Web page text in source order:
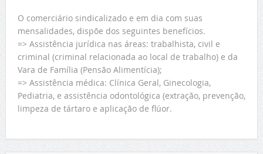
O comerciário sindicalizado e em dia com suas
mensalidades, dispõe dos seguintes benefícios.
=> Assistência jurídica nas áreas: trabalhista, civil e
criminal (criminal relacionada ao local de trabalho) e da
Vara de Família (Pensão Alimentícia);
=> Assistência médica: Clínica Geral, Ginecologia,
Pediatria, e assistência odontológica (extração, prevenção,
limpeza de tártaro e aplicação de flúor.